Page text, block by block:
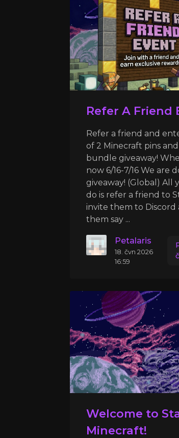
Refer A Friend
Refer a friend and
of 2 Minecraft pins
bundle giveaway!
now 6/16-7/16 We are
giveaway! (Global) All
do is refer a friend to
invite them to Discord
them say ...
Petalaris
18. čvn 2026
16:59
Welcome to
Minecraft!